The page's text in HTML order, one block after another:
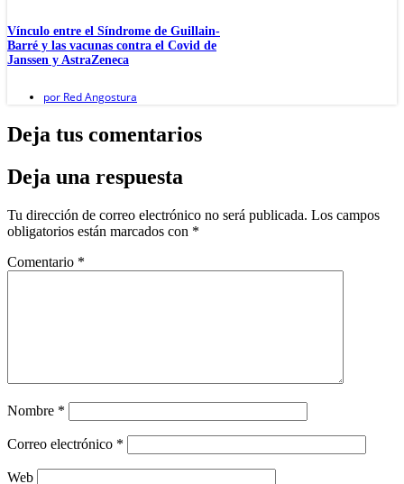
Vínculo entre el Síndrome de Guillain-
Barré y las vacunas contra el Covid de
Janssen y AstraZeneca
por Red Angostura
Deja tus comentarios
Deja una respuesta
Tu dirección de correo electrónico no será publicada. Los campos
obligatorios están marcados con *
Comentario *
Nombre *
Correo electrónico *
Web